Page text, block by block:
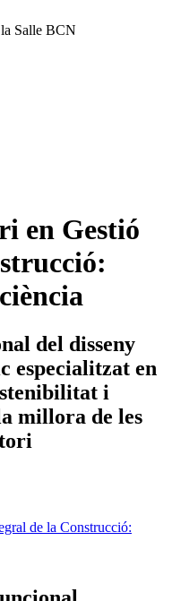
la Salle BCN
en Gestió
del disseny
especialitzat en
i
millora de les
de la Construcció: